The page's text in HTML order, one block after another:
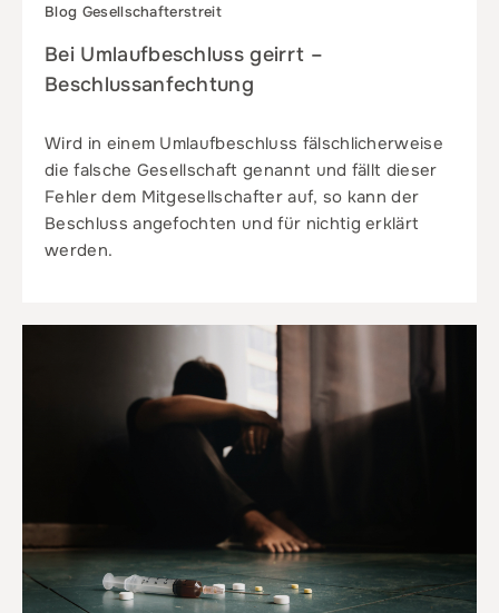
Blog Gesellschafterstreit
Bei Umlaufbeschluss geirrt –
Beschlussanfechtung
Wird in einem Umlaufbeschluss fälschlicherweise
die falsche Gesellschaft genannt und fällt dieser
Fehler dem Mitgesellschafter auf, so kann der
Beschluss angefochten und für nichtig erklärt
werden.